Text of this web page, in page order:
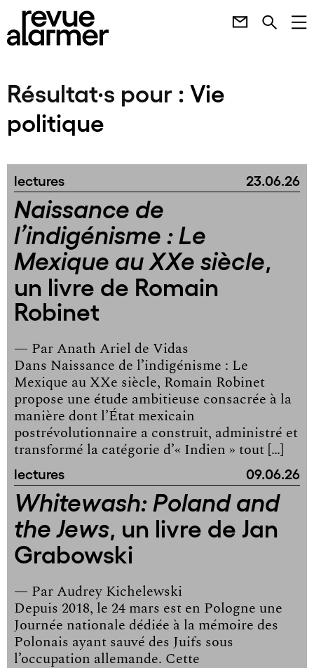
Résultat·s pour : Vie
politique
lectures 23.06.26
Naissance de
l’indigénisme : Le
Mexique au XXe siècle,
un livre de Romain
Robinet
— Par Anath Ariel de Vidas
Dans Naissance de l’indigénisme : Le
Mexique au XXe siècle, Romain Robinet
propose une étude ambitieuse consacrée à la
manière dont l’État mexicain
postrévolutionnaire a construit, administré et
transformé la catégorie d’« Indien » tout […]
lectures 09.06.26
Whitewash: Poland and
the Jews, un livre de Jan
Grabowski
— Par Audrey Kichelewski
Depuis 2018, le 24 mars est en Pologne une
Journée nationale dédiée à la mémoire des
Polonais ayant sauvé des Juifs sous
l’occupation allemande. Cette